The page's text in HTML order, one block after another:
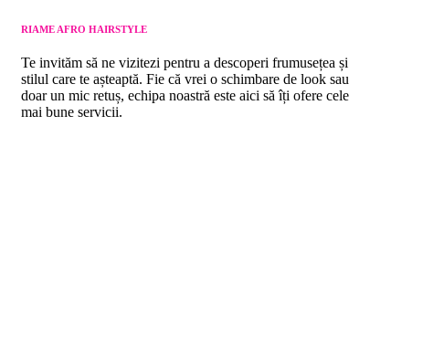
RIAME AFRO HAIRSTYLE
Te invităm să ne vizitezi pentru a descoperi frumusețea și
stilul care te așteaptă. Fie că vrei o schimbare de look sau
doar un mic retuș, echipa noastră este aici să îți ofere cele
mai bune servicii.